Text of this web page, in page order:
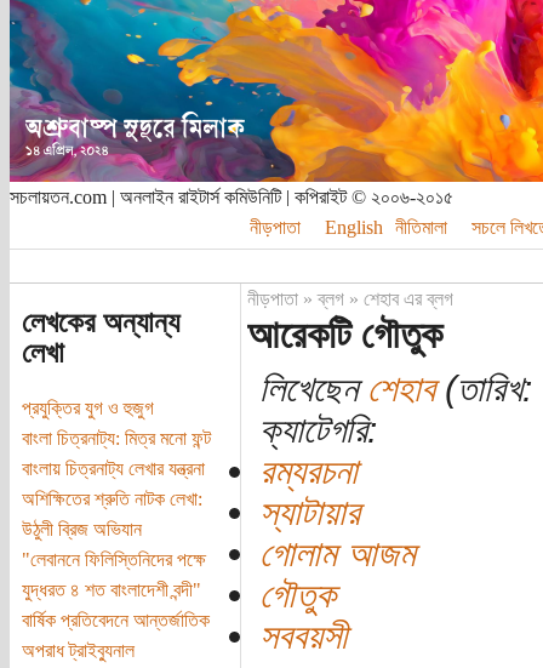
সচলায়তন.com | অনলাইন রাইটার্স কমিউনিটি | কপিরাইট © ২০০৬-২০১৫
নীড়পাতা
English নীতিমালা সচলে
লেখকের অন্যান্য
লেখা
প্রযুক্তির যুগ ও হুজুগ
বাংলা চিত্রনাট্য: মিত্র মনো ফন্ট
বাংলায় চিত্রনাট্য লেখার যন্ত্রনা
অশিক্ষিতের শ্রুতি নাটক লেখা:
উঠুলী ব্রিজ অভিযান
"লেবাননে ফিলিস্তিনিদের পক্ষে
যুদ্ধরত ৪ শত বাংলাদেশী বন্দী"
বার্ষিক প্রতিবেদনে আন্তর্জাতিক
অপরাধ ট্রাইব্যুনাল
নীড়পাতা»ব্লগ» শেহাব এর ব্লগ
আরেকটি গৌতুক
লিখেছেনশেহাব
ক্যাটেগরি:
রম্যরচনা
স্যাটায়ার
গোলাম আজম
গৌতুক
সববয়সী